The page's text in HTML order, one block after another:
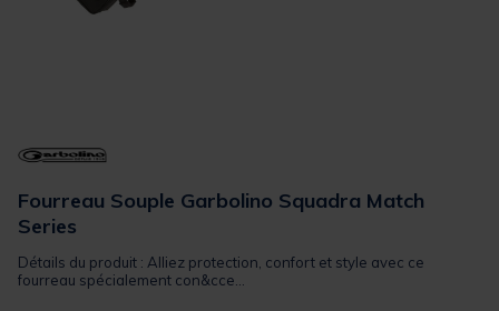
Fourreau Souple Garbolino Squadra Match
Series
Détails du produit : Alliez protection, confort et style avec ce
fourreau spécialement con&cce...